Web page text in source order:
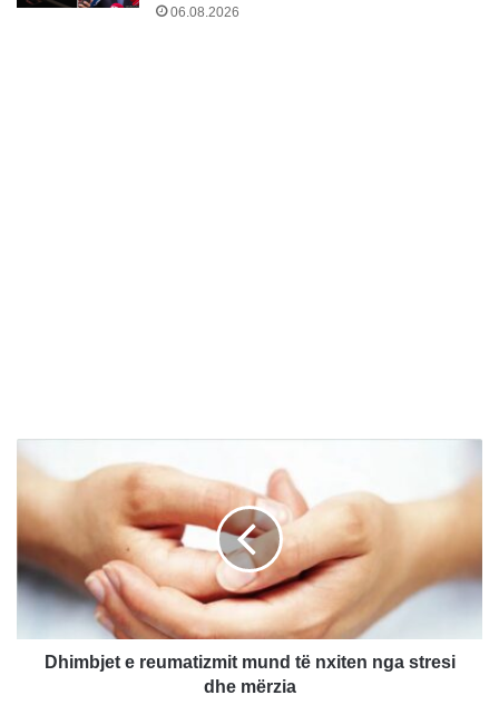
06.08.2026
i
b
e
e
Dhimbjet e reumatizmit mund të nxiten nga stresi
dhe mërzia